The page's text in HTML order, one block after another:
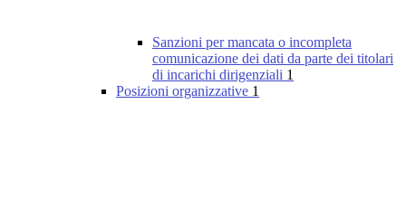
Sanzioni per mancata o incompleta
comunicazione dei dati da parte dei titolari
di incarichi dirigenziali 1
Posizioni organizzative 1